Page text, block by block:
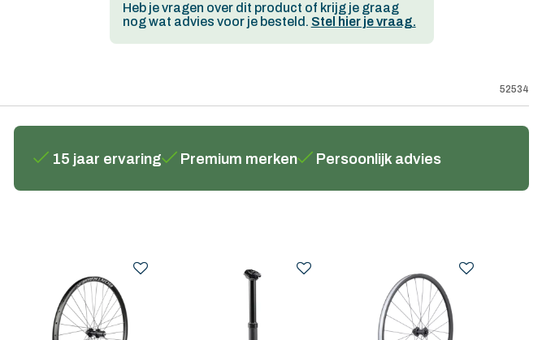
Heb je vragen over dit product of krijg je graag
nog wat advies voor je besteld. Stel hier je vraag.
52534
15 jaar ervaring Premium merken Persoonlijk advies